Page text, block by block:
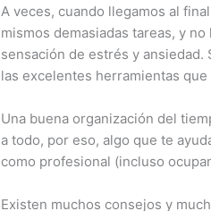
A veces, cuando llegamos al
mismos demasiadas tareas, y
sensación de estrés y ansiedad.
las excelentes herramientas
Una buena organización del
a todo, por eso, algo que te
como profesional (incluso
Existen muchos consejos y